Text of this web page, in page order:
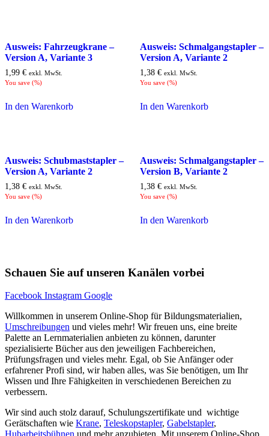
Ausweis: Fahrzeugkrane –
Version A, Variante 3
1,99 € exkl. MwSt.
You save (%)
In den Warenkorb
Ausweis: Schmalgangstapler –
Version A, Variante 2
1,38 € exkl. MwSt.
You save (%)
In den Warenkorb
Ausweis: Schubmaststapler –
Version A, Variante 2
1,38 € exkl. MwSt.
You save (%)
In den Warenkorb
Ausweis: Schmalgangstapler –
Version B, Variante 2
1,38 € exkl. MwSt.
You save (%)
In den Warenkorb
Schauen Sie auf unseren Kanälen vorbei
Facebook Instagram Google
Willkommen in unserem Online-Shop für Bildungsmaterialien,
Umschreibungen und vieles mehr! Wir freuen uns, eine breite
Palette an Lernmaterialien anbieten zu können, darunter
spezialisierte Bücher aus den jeweiligen Fachbereichen,
Prüfungsfragen und vieles mehr. Egal, ob Sie Anfänger oder
erfahrener Profi sind, wir haben alles, was Sie benötigen, um Ihr
Wissen und Ihre Fähigkeiten in verschiedenen Bereichen zu
verbessern.
Wir sind auch stolz darauf, Schulungszertifikate und wichtige
Gerätschaften wie Krane, Teleskopstapler, Gabelstapler,